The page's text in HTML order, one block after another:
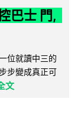
巴士 門,
位就讀中三的
步變成真正可
文